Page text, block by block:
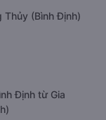
Thủy (Bình Định)
Định từ Gia